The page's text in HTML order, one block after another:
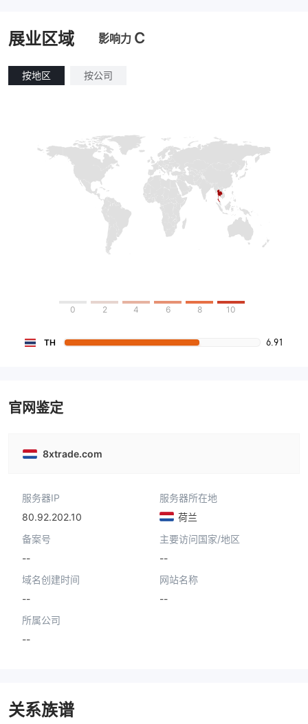
展业区域 影响力 C
按地区 按公司
0 2 4 6 8 10
TH 6.91
官网鉴定
8xtrade.com
服务器IP
80.92.202.10
服务器所在地
荷兰
备案号
--
主要访问国家/地区
--
域名创建时间
--
网站名称
--
所属公司
--
关系族谱